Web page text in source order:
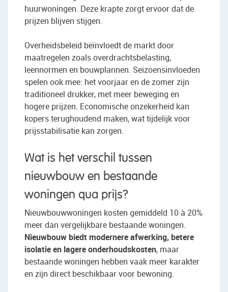
huurwoningen. Deze krapte zorgt ervoor dat de
prijzen blijven stijgen.
Overheidsbeleid beïnvloedt de markt door
maatregelen zoals overdrachtsbelasting,
leennormen en bouwplannen. Seizoensinvloeden
spelen ook mee: het voorjaar en de zomer zijn
traditioneel drukker, met meer beweging en
hogere prijzen. Economische onzekerheid kan
kopers terughoudend maken, wat tijdelijk voor
prijsstabilisatie kan zorgen.
Wat is het verschil tussen
nieuwbouw en bestaande
woningen qua prijs?
Nieuwbouwwoningen kosten gemiddeld 10 à 20%
meer dan vergelijkbare bestaande woningen.
Nieuwbouw biedt modernere afwerking, betere
isolatie en lagere onderhoudskosten, maar
bestaande woningen hebben vaak meer karakter
en zijn direct beschikbaar voor bewoning.